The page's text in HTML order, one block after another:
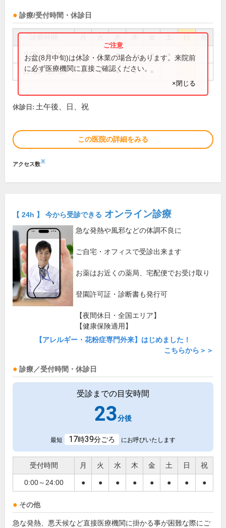
診療/受付時間・休診日
祝
9:00～12:00 ● ● ● ● ●
12:30～17:30 ● ● ● ●
お盆(8月中旬)は休診・休業の場合があります。来院前
に必ず医療機関に直接ご確認ください。
×閉じる
休診日: 土午後、日、祝
この医院の詳細をみる
アクセス数※
【 24h 】 今から受診できる オンライン診療
急な発熱や風邪などの体調不良に
ご自宅・オフィスで受診出来ます
お薬はお近くの薬局、宅配便でお受け取り
登園許可証・診断書も発行可
【夜間休日・全国エリア】
【健康保険適用】
【アレルギー・花粉症専門外来】はじめました！
こちらから＞＞
診療／受付時間・休診日
受診までの目安時間
23分後
最短 17時39分ごろ にお呼びいたします
受付時間 月 火 水 木 金 土 日 祝
0:00～24:00 ● ● ● ● ● ● ● ●
その他
急な発熱、悪天候など直接医療機関に掛かる事が困難な際にご